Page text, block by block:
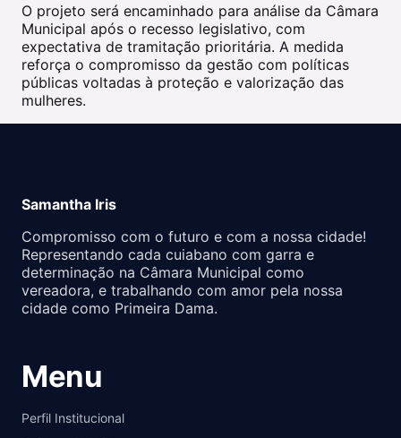
O projeto será encaminhado para análise da Câmara
Municipal após o recesso legislativo, com
expectativa de tramitação prioritária. A medida
reforça o compromisso da gestão com políticas
públicas voltadas à proteção e valorização das
mulheres.
Samantha Iris
Compromisso com o futuro e com a nossa cidade!
Representando cada cuiabano com garra e
determinação na Câmara Municipal como
vereadora, e trabalhando com amor pela nossa
cidade como Primeira Dama.
Menu
Perfil Institucional